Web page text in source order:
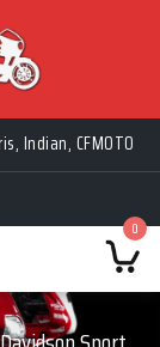
Indian, CFMOTO
0